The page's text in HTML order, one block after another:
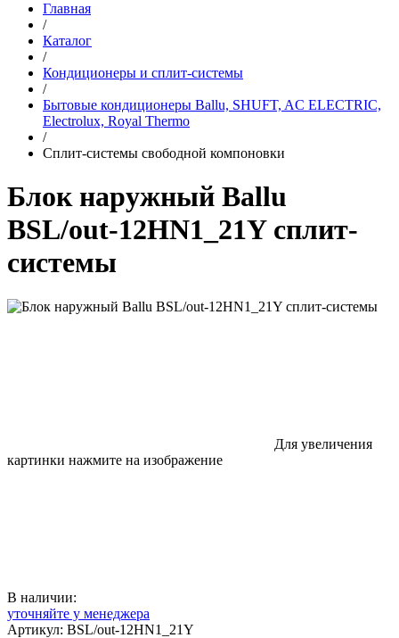
Главная
/
Каталог
/
Кондиционеры и сплит-системы
/
Бытовые кондиционеры Ballu, SHUFT, AC ELECTRIC,
Electrolux, Royal Thermo
/
Сплит-системы свободной компоновки
Блок наружный Ballu
BSL/out-12HN1_21Y сплит-
системы
Для увеличения
картинки нажмите на изображение
В наличии:
уточняйте у менеджера
Артикул: BSL/out-12HN1_21Y